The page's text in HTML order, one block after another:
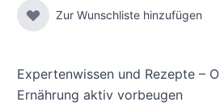
Zur Wunschliste hinzufügen
Expertenwissen und Rezepte –
Ernährung aktiv vorbeugen